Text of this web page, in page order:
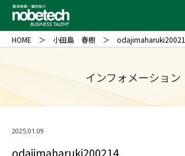
インフォメーション
HOME 小田島 春樹
2025.01.09
odajimaharuki200214